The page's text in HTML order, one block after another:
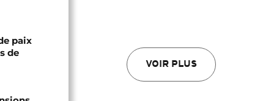
VOIR PLUS
paix
de